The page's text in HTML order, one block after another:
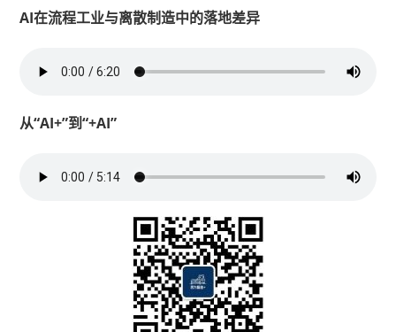
AI在流程工业与离散制造中的落地差异
从“AI+”到“+AI”